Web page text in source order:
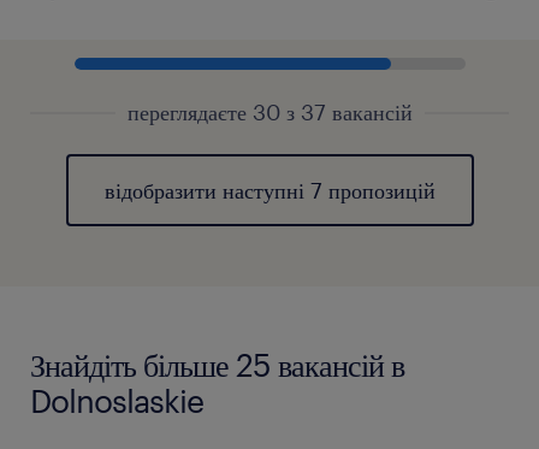
переглядаєте 30 з 37 вакансій
відобразити наступні 7 пропозицій
Знайдіть більше 25 вакансій в
Dolnoslaskie